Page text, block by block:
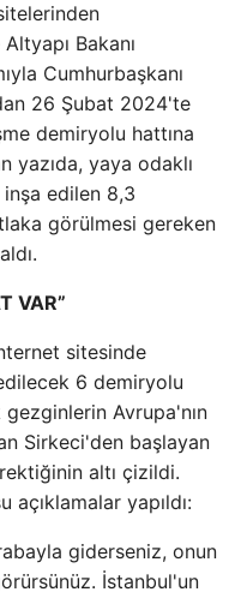
Bakanı
Cumhurbaşkanı
26 Şubat 2024'te
demiryolu hattına
yazıda, yaya odaklı
edilen 8,3
görülmesi gereken
VAR”
sitesinde
6 demiryolu
gezginlerin Avrupa'nın
Sirkeci'den başlayan
altı çizildi.
açıklamalar yapıldı:
giderseniz, onun
İstanbul'un